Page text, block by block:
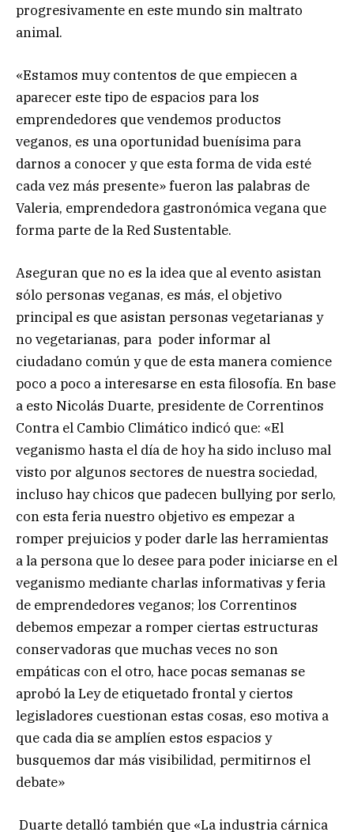
progresivamente en este mundo sin maltrato
animal.
«Estamos muy contentos de que empiecen a
aparecer este tipo de espacios para los
emprendedores que vendemos productos
veganos, es una oportunidad buenísima para
darnos a conocer y que esta forma de vida esté
cada vez más presente» fueron las palabras de
Valeria, emprendedora gastronómica vegana que
forma parte de la Red Sustentable.
Aseguran que no es la idea que al evento asistan
sólo personas veganas, es más, el objetivo
principal es que asistan personas vegetarianas y
no vegetarianas, para poder informar al
ciudadano común y que de esta manera comience
poco a poco a interesarse en esta filosofía. En base
a esto Nicolás Duarte, presidente de Correntinos
Contra el Cambio Climático indicó que: «El
veganismo hasta el día de hoy ha sido incluso mal
visto por algunos sectores de nuestra sociedad,
incluso hay chicos que padecen bullying por serlo,
con esta feria nuestro objetivo es empezar a
romper prejuicios y poder darle las herramientas
a la persona que lo desee para poder iniciarse en el
veganismo mediante charlas informativas y feria
de emprendedores veganos; los Correntinos
debemos empezar a romper ciertas estructuras
conservadoras que muchas veces no son
empáticas con el otro, hace pocas semanas se
aprobó la Ley de etiquetado frontal y ciertos
legisladores cuestionan estas cosas, eso motiva a
que cada dia se amplíen estos espacios y
busquemos dar más visibilidad, permitirnos el
debate»
Duarte detalló también que «La industria cárnica